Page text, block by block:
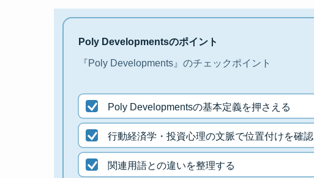
Poly Developmentsのポイント
『Poly Developments』のチェックポイント
Poly Developmentsの基本定義を押さえる
行動経済学・投資心理の文脈で位置付けを確認
関連用語との違いを整理する